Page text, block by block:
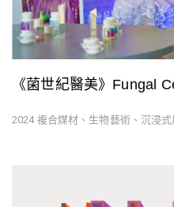
《菌世紀醫美》Fungal
2024 複合媒材、生物藝術、沉浸式